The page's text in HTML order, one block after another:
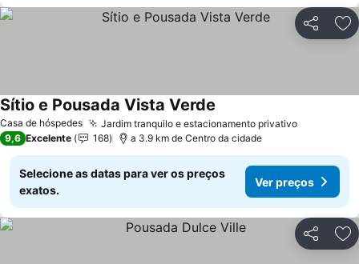
Partilhar
Casa de hóspedes Jardim tranquilo e estacionamento privativo
Sítio e Pousada Vista Verde
9,6 Excelente 168 a 3.9 km de Centro da cidade
Selecione as datas para ver os preços
exatos.
Ver preços
Partilhar